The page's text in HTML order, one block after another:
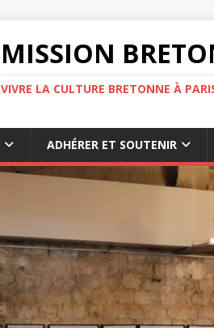
MISSION
VIVRE LA CULTURE BRETONNE À
ADHÉRER ET SOUTENIR